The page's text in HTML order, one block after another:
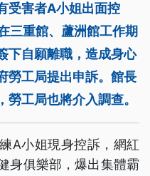
受害者A小姐出面控
重館、蘆洲館工作期
下自願離職，造成身心
勞工局提出申訴。館長
工局也將介入調查。
A小姐現身控訴，網紅
身俱樂部，爆出集體霸